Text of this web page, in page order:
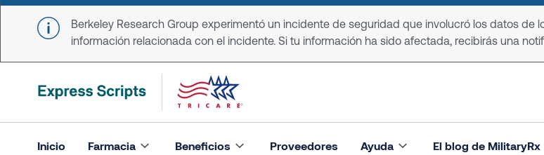
Skip to main content
Berkeley Research Group experimentó un incidente de seguridad que involucró los datos de
información relacionada con el incidente. Si tu información ha sido afectada, recibirás una
Inicio Farmacia Beneficios Proveedores Ayuda El blog de MilitaryRx